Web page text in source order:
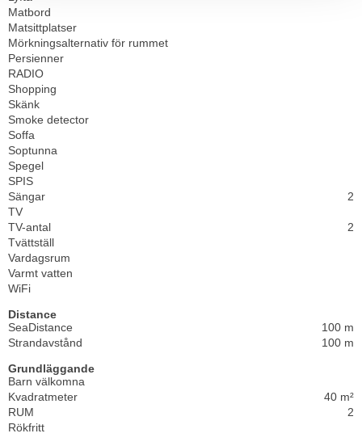
Matbord
Matsittplatser
Mörkningsalternativ för rummet
Persienner
RADIO
Shopping
Skänk
Smoke detector
Soffa
Soptunna
Spegel
SPIS
Sängar
2
TV
TV-antal
2
Tvättställ
Vardagsrum
Varmt vatten
WiFi
Distance
SeaDistance
100 m
Strandavstånd
100 m
Grundläggande
Barn välkomna
Kvadratmeter
40 m²
RUM
2
Rökfritt